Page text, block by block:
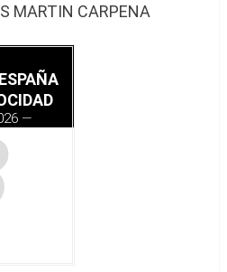
MARTIN CARPENA